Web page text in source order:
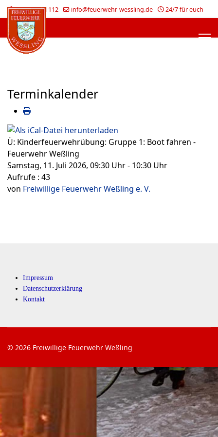
Im Notfall 112 info@feuerwehr-wessling.de 24/7 für euch
Terminkalender
Ü: Kinderfeuerwehrübung: Gruppe 1: Boot fahren -
Feuerwehr Weßling
Samstag, 11. Juli 2026, 09:30 Uhr - 10:30 Uhr
Aufrufe : 43
von Freiwillige Feuerwehr Weßling e. V.
Impressum
Datenschutzerklärung
Kontakt
© 2026 Freiwillige Feuerwehr Weßling